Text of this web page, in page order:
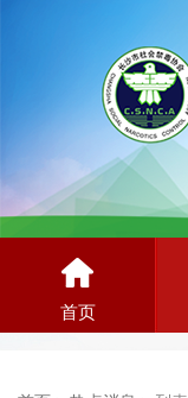
首页